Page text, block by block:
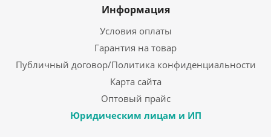
Информация
Условия оплаты
Гарантия на товар
Публичный договор/Политика конфиденциальности
Карта сайта
Оптовый прайс
Юридическим лицам и ИП